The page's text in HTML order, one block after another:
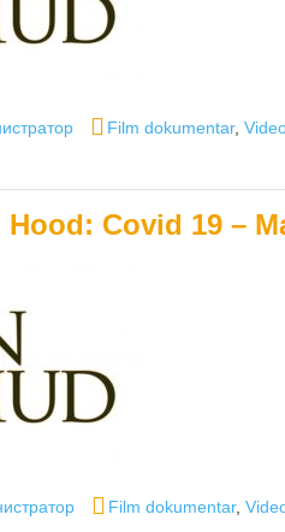
Categories
Film dokumentar,
Covid 19 –
Categories
Film dokumentar,